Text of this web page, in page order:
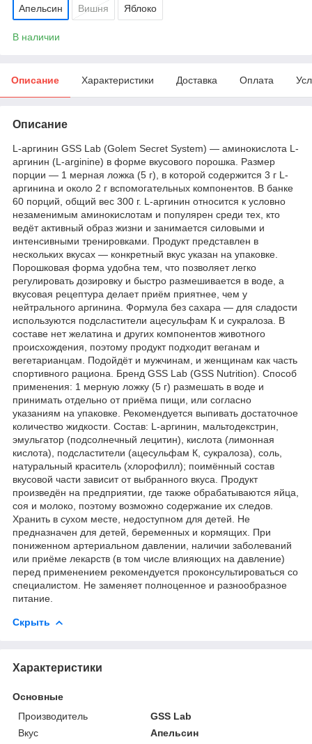
Апельсин Вишня Яблоко
В наличии
Описание Характеристики Доставка Оплата
Описание
L-аргинин GSS Lab (Golem Secret System) — аминокислота L-
аргинин (L-arginine) в форме вкусового порошка. Размер
порции — 1 мерная ложка (5 г), в которой содержится 3 г L-
аргинина и около 2 г вспомогательных компонентов. В банке
60 порций, общий вес 300 г. L-аргинин относится к условно
незаменимым аминокислотам и популярен среди тех, кто
ведёт активный образ жизни и занимается силовыми и
интенсивными тренировками. Продукт представлен в
нескольких вкусах — конкретный вкус указан на упаковке.
Порошковая форма удобна тем, что позволяет легко
регулировать дозировку и быстро размешивается в воде, а
вкусовая рецептура делает приём приятнее, чем у
нейтрального аргинина. Формула без сахара — для сладости
используются подсластители ацесульфам К и сукралоза. В
составе нет желатина и других компонентов животного
происхождения, поэтому продукт подходит веганам и
вегетарианцам. Подойдёт и мужчинам, и женщинам как часть
спортивного рациона. Бренд GSS Lab (GSS Nutrition). Способ
применения: 1 мерную ложку (5 г) размешать в воде и
принимать отдельно от приёма пищи, или согласно
указаниям на упаковке. Рекомендуется выпивать достаточное
количество жидкости. Состав: L-аргинин, мальтодекстрин,
эмульгатор (подсолнечный лецитин), кислота (лимонная
кислота), подсластители (ацесульфам К, сукралоза), соль,
натуральный краситель (хлорофилл); поимённый состав
вкусовой части зависит от выбранного вкуса. Продукт
произведён на предприятии, где также обрабатываются яйца,
соя и молоко, поэтому возможно содержание их следов.
Хранить в сухом месте, недоступном для детей. Не
предназначен для детей, беременных и кормящих. При
пониженном артериальном давлении, наличии заболеваний
или приёме лекарств (в том числе влияющих на давление)
перед применением рекомендуется проконсультироваться со
специалистом. Не заменяет полноценное и разнообразное
питание.
Скрыть
Характеристики
Основные
Производитель
GSS Lab
Вкус
Апельсин